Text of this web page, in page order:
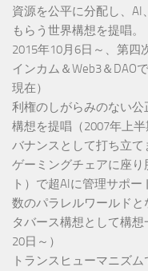
資源を公平に分配し、
もらう世界構想を提唱。
2015年10月6日～、第四
インカム＆Web3＆DAO
現在）
利権のしがらみのない
構想を提唱（2007年上
バナンスとして打ち立
ゲーミングチェアに座
ト）で超AIに管理サポ
数のパラレルワールドと
タバース構想として構
20日～）
トランスヒューマニズ